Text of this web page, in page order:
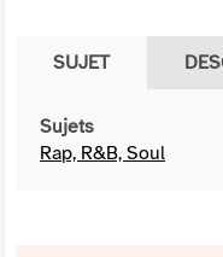
SUJET
Sujets
Rap, R&B, Soul